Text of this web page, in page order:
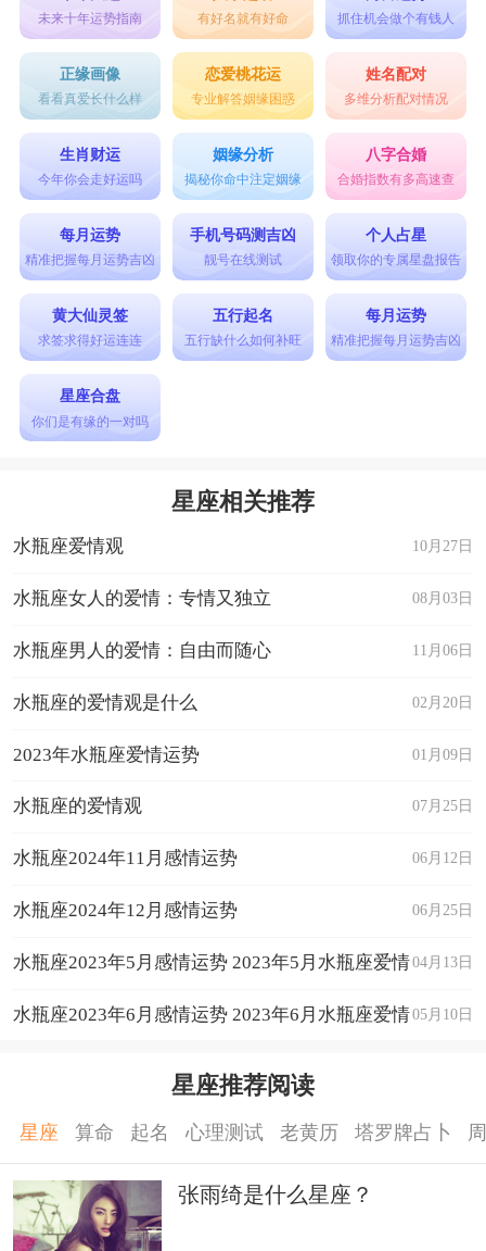
未来十年运势指南 有好名就有好命 抓住机会做个有钱人
正缘画像
看看真爱长什么样
恋爱桃花运
专业解答姻缘困惑
姓名配对
多维分析配对情况
生肖财运
今年你会走好运吗
姻缘分析
揭秘你命中注定姻缘
八字合婚
合婚指数有多高速查
每月运势
精准把握每月运势吉凶
手机号码测吉凶
靓号在线测试
个人占星
领取你的专属星盘报告
黄大仙灵签
求签求得好运连连
五行起名
五行缺什么如何补旺
每月运势
精准把握每月运势吉凶
星座合盘
你们是有缘的一对吗
星座相关推荐
10月27日
水瓶座爱情观
08月03日
水瓶座女人的爱情：专情又独立
11月06日
水瓶座男人的爱情：自由而随心
02月20日
水瓶座的爱情观是什么
01月09日
2023年水瓶座爱情运势
07月25日
水瓶座的爱情观
06月12日
水瓶座2024年11月感情运势
06月25日
水瓶座2024年12月感情运势
04月13日
水瓶座2023年5月感情运势 2023年5月水瓶座爱情
运程详解 05月10日
水瓶座2023年6月感情运势 2023年6月水瓶座爱情
星座推荐阅读
星座 算命 起名 心理测试 老黄历 塔罗牌占卜
张雨绮是什么星座？